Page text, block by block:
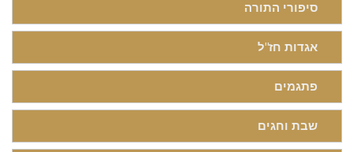
סיפורי התורה
אגדות חז"ל
פתגמים
שבת וחגים